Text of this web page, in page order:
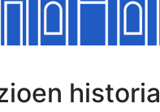
Ezkutatu
Ezkutatu
historia